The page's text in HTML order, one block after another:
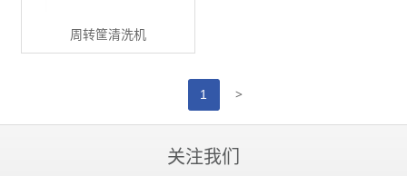
周转筐清洗机
1 >
关注我们